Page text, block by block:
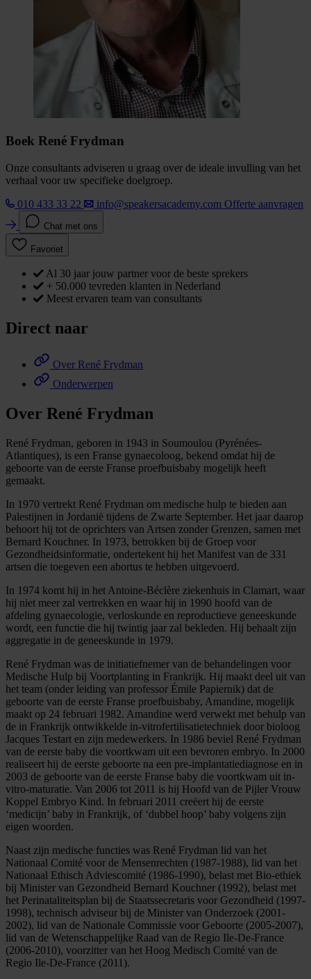
Boek René Frydman
Onze consultants adviseren u graag over de ideale invulling van het
verhaal voor uw specifieke doelgroep.
010 433 33 22
info@speakersacademy.com Offerte aanvragen
Chat met ons
Favoriet
Al 30 jaar jouw partner voor de beste sprekers
+ 50.000 tevreden klanten in Nederland
Meest ervaren team van consultants
Direct naar
Over René Frydman
Onderwerpen
Over René Frydman
René Frydman, geboren in 1943 in Soumoulou (Pyrénées-
Atlantiques), is een Franse gynaecoloog, bekend omdat hij de
geboorte van de eerste Franse proefbuisbaby mogelijk heeft
gemaakt.
In 1970 vertrekt René Frydman om medische hulp te bieden aan
Palestijnen in Jordanië tijdens de Zwarte September. Het jaar daarop
behoort hij tot de oprichters van Artsen zonder Grenzen, samen met
Bernard Kouchner. In 1973, betrokken bij de Groep voor
Gezondheidsinformatie, ondertekent hij het Manifest van de 331
artsen die toegeven een abortus te hebben uitgevoerd.
In 1974 komt hij in het Antoine-Béclère ziekenhuis in Clamart, waar
hij niet meer zal vertrekken en waar hij in 1990 hoofd van de
afdeling gynaecologie, verloskunde en reproductieve geneeskunde
wordt, een functie die hij twintig jaar zal bekleden. Hij behaalt zijn
aggregatie in de geneeskunde in 1979.
René Frydman was de initiatiefnemer van de behandelingen voor
Medische Hulp bij Voortplanting in Frankrijk. Hij maakt deel uit van
het team (onder leiding van professor Émile Papiernik) dat de
geboorte van de eerste Franse proefbuisbaby, Amandine, mogelijk
maakt op 24 februari 1982. Amandine werd verwekt met behulp van
de in Frankrijk ontwikkelde in-vitrofertilisatietechniek door bioloog
Jacques Testart en zijn medewerkers. In 1986 beviel René Frydman
van de eerste baby die voortkwam uit een bevroren embryo. In 2000
realiseert hij de eerste geboorte na een pre-implantatiediagnose en in
2003 de geboorte van de eerste Franse baby die voortkwam uit in-
vitro-maturatie. Van 2006 tot 2011 is hij Hoofd van de Pijler Vrouw
Koppel Embryo Kind. In februari 2011 creëert hij de eerste
‘medicijn’ baby in Frankrijk, of ‘dubbel hoop’ baby volgens zijn
eigen woorden.
Naast zijn medische functies was René Frydman lid van het
Nationaal Comité voor de Mensenrechten (1987-1988), lid van het
Nationaal Ethisch Adviescomité (1986-1990), belast met Bio-ethiek
bij Minister van Gezondheid Bernard Kouchner (1992), belast met
het Perinataliteitsplan bij de Staatssecretaris voor Gezondheid (1997-
1998), technisch adviseur bij de Minister van Onderzoek (2001-
2002), lid van de Nationale Commissie voor Geboorte (2005-2007),
lid van de Wetenschappelijke Raad van de Regio Ile-De-France
(2006-2010), voorzitter van het Hoog Medisch Comité van de
Regio Ile-De-France (2011).